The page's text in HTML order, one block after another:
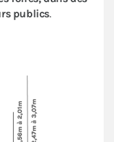
publics.
de
souhaitez et
avec